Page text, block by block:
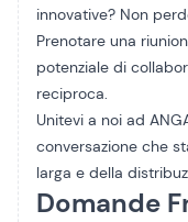
innovative? Non
Prenotare una
potenziale di
reciproca.
Unitevi a noi ad
conversazione che
larga e della
Domande